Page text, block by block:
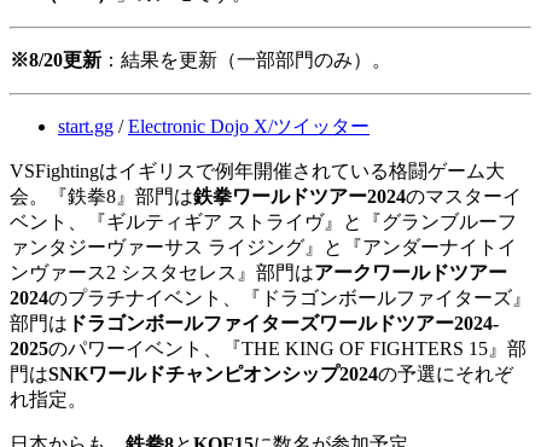
※8/20更新 ：結果を更新（一部部門のみ）。
start.gg /Electronic Dojo X/ツイッター
VSFightingはイギリスで例年開催されている格闘ゲーム大
会。『鉄拳8』部門は鉄拳ワールドツアー2024のマスターイ
ベント、『ギルティギア ストライヴ』と『グランブルーフ
ァンタジーヴァーサス ライジング』と『アンダーナイトイ
ンヴァース2 シスタセレス』部門はアークワールドツアー
2024のプラチナイベント、『ドラゴンボールファイターズ』
部門は ドラゴンボールファイターズワールドツアー2024-
2025のパワーイベント、『THE KING OF FIGHTERS 15』部
門はSNKワールドチャンピオンシップ2024の予選にそれぞ
れ指定。